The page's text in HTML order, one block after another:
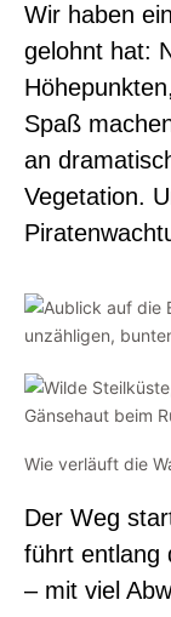
Wir haben
gelohnt hat:
Spaß
an
Vegetation.
Wie verläuft die
Der Weg
führt entlang
– mit viel